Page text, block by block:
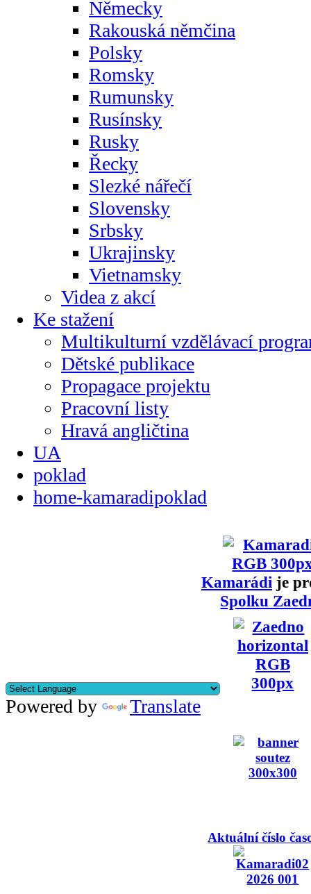
Německy
Rakouská němčina
Polsky
Romsky
Rumunsky
Rusínsky
Rusky
Řecky
Slezké nářečí
Slovensky
Srbsky
Ukrajinsky
Vietnamsky
Videa z akcí
Ke stažení
Multikulturní vzdělávací
Dětské publikace
Propagace projektu
Pracovní listy
Hravá angličtina
UA
poklad
home-kamaradipoklad
Kamarádi je
Spolku
Powered by Translate
Aktuální číslo